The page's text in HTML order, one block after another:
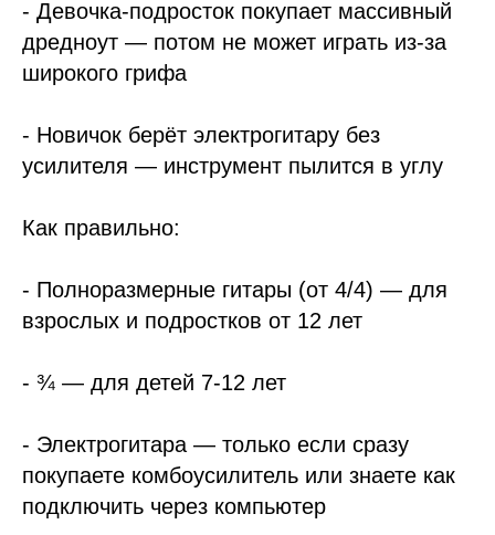
- Девочка-подросток покупает массивный
дредноут — потом не может играть из-за
широкого грифа
- Новичок берёт электрогитару без
усилителя — инструмент пылится в углу
Как правильно:
- Полноразмерные гитары (от 4/4) — для
взрослых и подростков от 12 лет
- ¾ — для детей 7-12 лет
- Электрогитара — только если сразу
покупаете комбоусилитель или знаете как
подключить через компьютер